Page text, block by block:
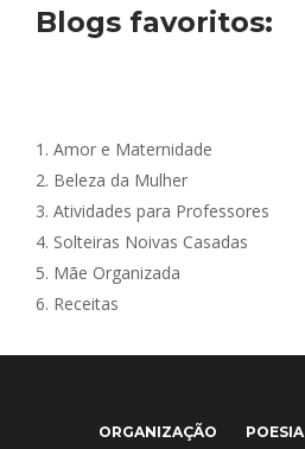
Blogs favoritos:
1. Amor e Maternidade
2. Beleza da Mulher
3. Atividades para Professores
4. Solteiras Noivas Casadas
5. Mãe Organizada
6. Receitas
ORGANIZAÇÃO POESIA